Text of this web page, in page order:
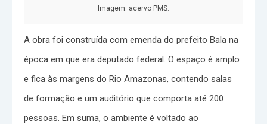
Imagem: acervo PMS.
A obra foi construída com emenda do prefeito Bala na
época em que era deputado federal. O espaço é amplo
e fica às margens do Rio Amazonas, contendo salas
de formação e um auditório que comporta até 200
pessoas. Em suma, o ambiente é voltado ao